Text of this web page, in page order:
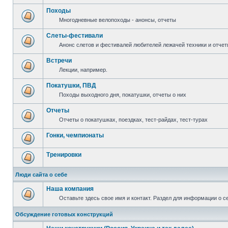
Походы
Многодневные велопоходы - анонсы, отчеты
Слеты-фестивали
Анонс слетов и фестивалей любителей лежачей техники и
Встречи
Лекции, например.
Покатушки, ПВД
Походы выходного дня, покатушки, отчеты о них
Отчеты
Отчеты о покатушках, поездках, тест-райдах, тест-турах
Гонки, чемпионаты
Тренировки
Люди сайта о себе
Наша компания
Оставьте здесь свое имя и контакт. Раздел для информации о
Обсуждение готовых конструкций